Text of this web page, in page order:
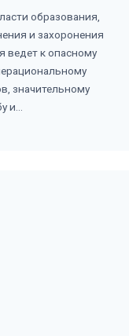
образования,
и захоронения
ведет к опасному
значительному
и...